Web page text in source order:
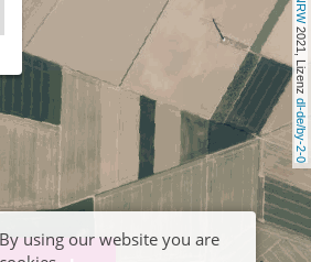
2021, Lizenz
dl-de/by-2-0
using our website you are